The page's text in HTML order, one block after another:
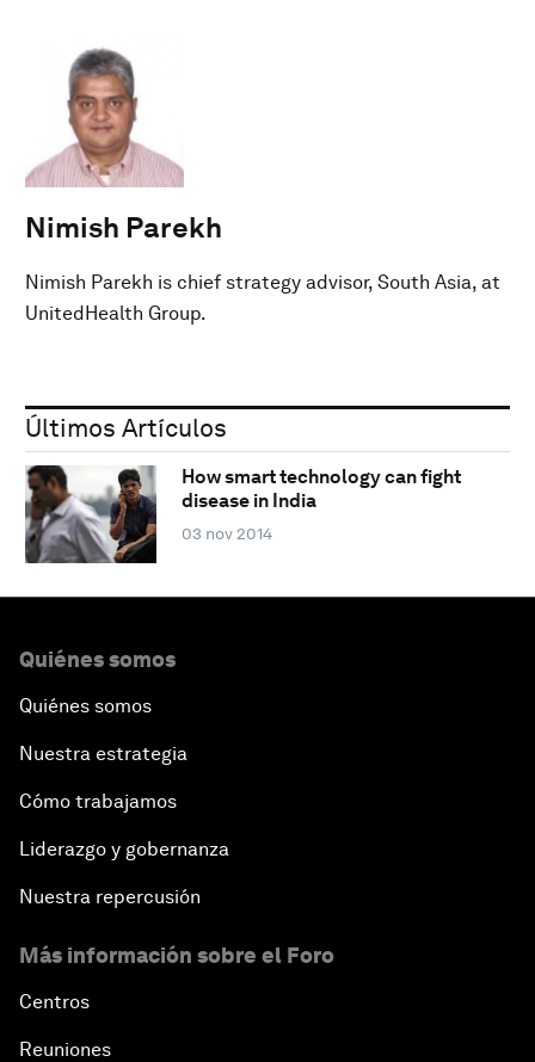
Nimish Parekh
Nimish Parekh is chief strategy advisor, South Asia, at
UnitedHealth Group.
Últimos Artículos
How smart technology can fight
disease in India
03 nov 2014
Quiénes somos
Quiénes somos
Nuestra estrategia
Cómo trabajamos
Liderazgo y gobernanza
Nuestra repercusión
Más información sobre el Foro
Centros
Reuniones